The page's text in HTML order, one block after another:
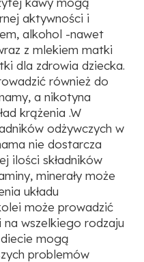
aktywności i
alkohol -nawet
z mlekiem matki
dla zdrowia dziecka.
również do
a nikotyna
krążenia .W
odżywczych w
nie dostarcza
ilości składników
minerały może
układu
może prowadzić
wszelkiego rodzaju
mogą
problemów